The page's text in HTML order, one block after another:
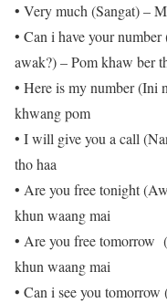
• Very much (Sangat) –
• Can i have your
awak?) – Pom khaw ber
• Here is my number (Ini
khwang pom
• I will give you a call
tho haa
• Are you free tonight
khun waang mai
• Are you free tomorrow
khun waang mai
• Can i see you